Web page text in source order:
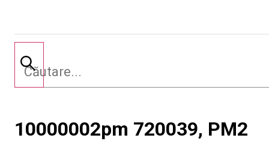
10000002pm 720039, PM2